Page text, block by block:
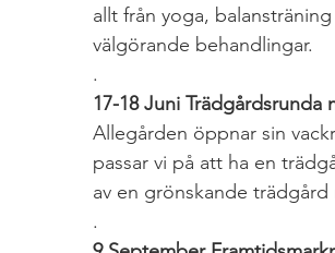
allt från yoga,
välgörande behandlingar.
.
17-18 Juni Trädgårdsrunda
Allegården öppnar sin
passar vi på att ha en
av en grönskande
.